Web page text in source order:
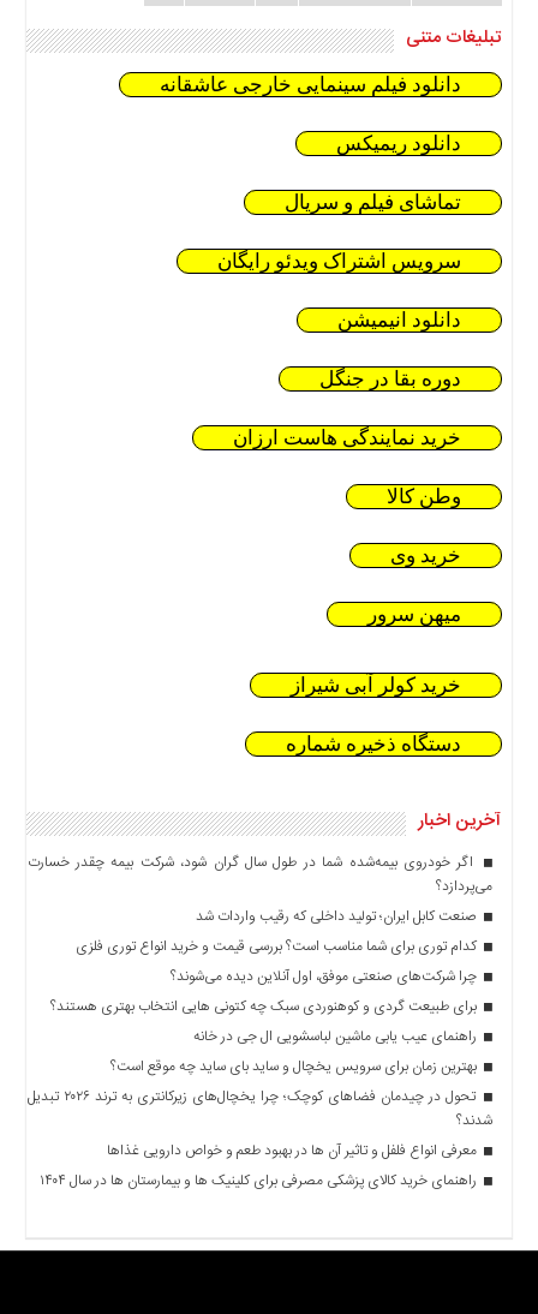
تبلیغات متنی
دانلود فیلم سینمایی خارجی عاشقانه
دانلود ریمیکس
تماشای فیلم و سریال
سرویس اشتراک ویدئو رایگان
دانلود انیمیشن
دوره بقا در جنگل
خرید نمایندگی هاست ارزان
وطن کالا
خرید وی
میهن سرور
خرید کولر آبی شیراز
دستگاه ذخیره شماره
آخرین اخبار
اگر خودروی بیمه‌شده شما در طول سال گران شود، شرکت بیمه چقدر خسارت
می‌پردازد؟
صنعت کابل ایران؛ تولید داخلی که رقیب واردات شد
کدام توری برای شما مناسب است؟ بررسی قیمت و خرید انواع توری فلزی
چرا شرکت‌های صنعتی موفق، اول آنلاین دیده می‌شوند؟
برای طبیعت گردی و کوهنوردی سبک چه کتونی هایی انتخاب بهتری هستند؟
راهنمای عیب یابی ماشین لباسشویی ال جی در خانه
بهترین زمان برای سرویس یخچال و ساید بای ساید چه موقع است؟
تحول در چیدمان فضاهای کوچک؛ چرا یخچال‌های زیرکانتری به ترند ۲۰۲۶ تبدیل
شدند؟
معرفی انواع فلفل و تاثیر آن ‌ها در بهبود طعم و خواص دارویی غذاها
راهنمای خرید کالای پزشکی مصرفی برای کلینیک ها و بیمارستان ها در سال ۱۴۰۴